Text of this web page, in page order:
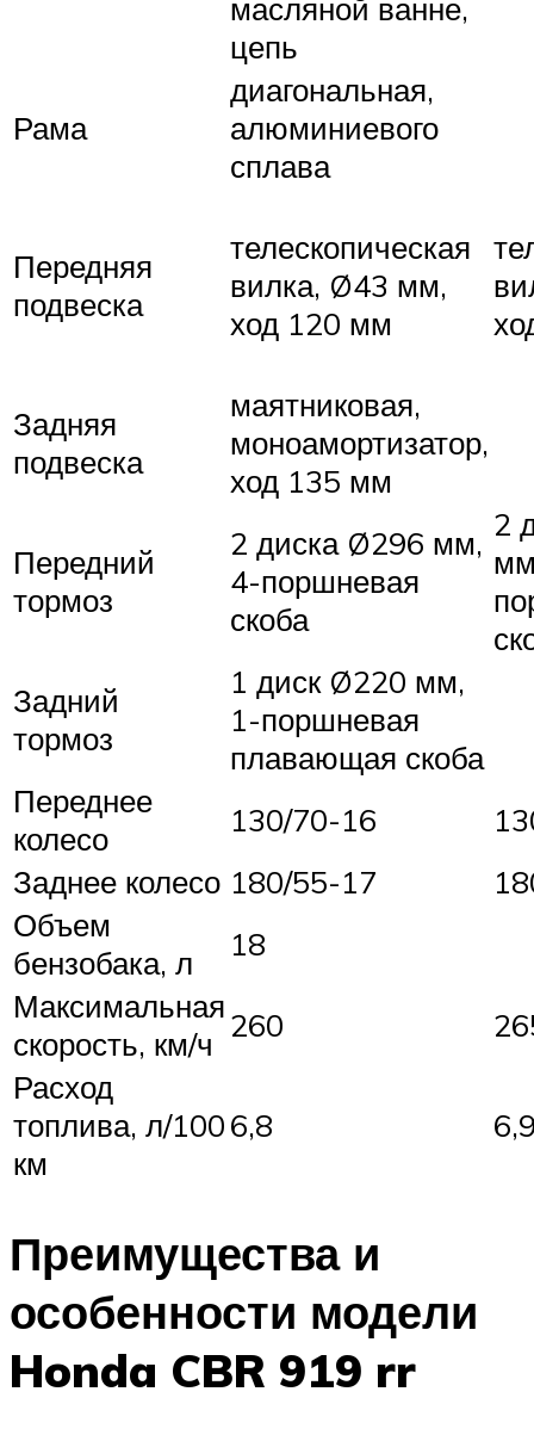
масляной ванне,
цепь
Рама
диагональная,
алюминиевого
сплава
Передняя
подвеска
телескопическая
вилка, Ø43 мм,
ход 120 мм
Задняя
подвеска
маятниковая,
моноамортизатор,
ход 135 мм
Передний
тормоз
2 диска Ø296 мм,
4-поршневая
скоба
2
Задний
тормоз
1 диск Ø220 мм,
1-поршневая
плавающая скоба
Переднее
колесо
130/70-16
Заднее колесо 180/55-17
Объем
бензобака, л
18
Максимальная
скорость, км/ч 260
Расход
топлива, л/100
км
6,8
Преимущества и
особенности модели
Honda CBR 919 rr